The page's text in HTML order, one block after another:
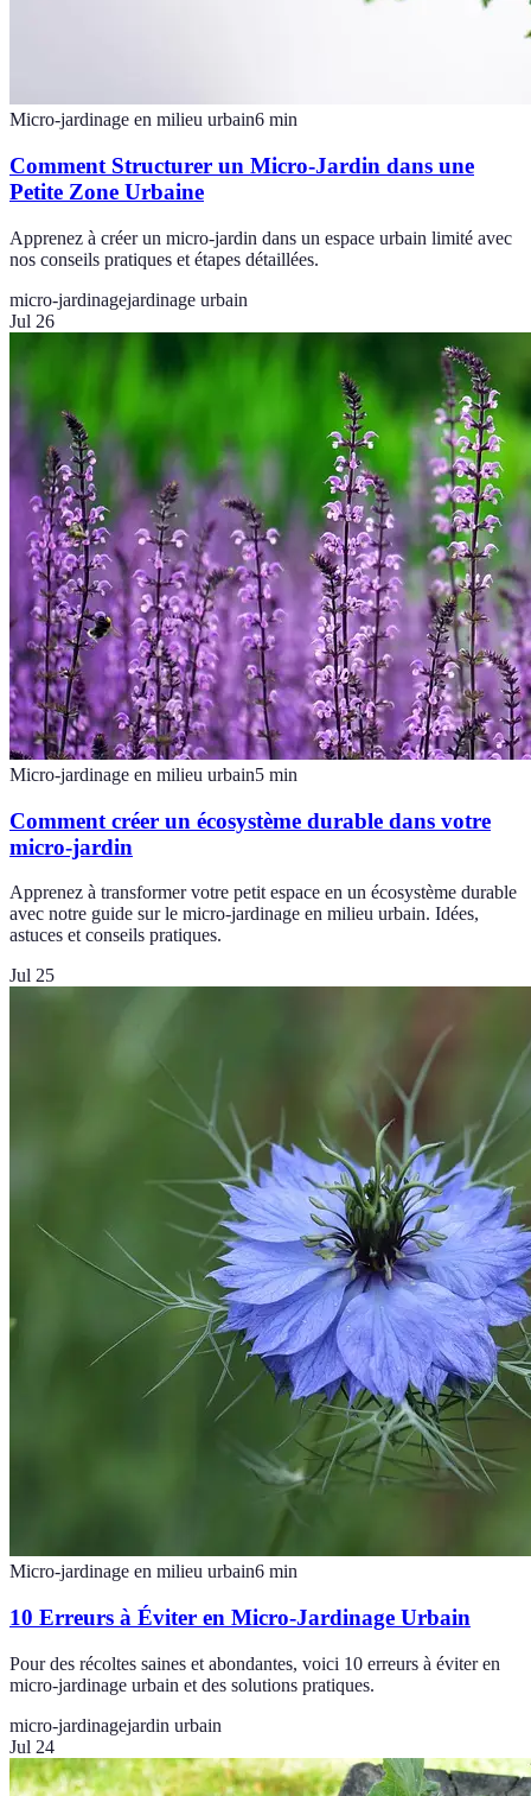
Micro-jardinage en milieu urbain6 min
Comment Structurer un Micro-Jardin dans une
Petite Zone Urbaine
Apprenez à créer un micro-jardin dans un espace urbain limité avec
nos conseils pratiques et étapes détaillées.
micro-jardinagejardinage urbain
Jul 26
Micro-jardinage en milieu urbain5 min
Comment créer un écosystème durable dans votre
micro-jardin
Apprenez à transformer votre petit espace en un écosystème durable
avec notre guide sur le micro-jardinage en milieu urbain. Idées,
astuces et conseils pratiques.
Jul 25
Micro-jardinage en milieu urbain6 min
10 Erreurs à Éviter en Micro-Jardinage Urbain
Pour des récoltes saines et abondantes, voici 10 erreurs à éviter en
micro-jardinage urbain et des solutions pratiques.
micro-jardinagejardin urbain
Jul 24